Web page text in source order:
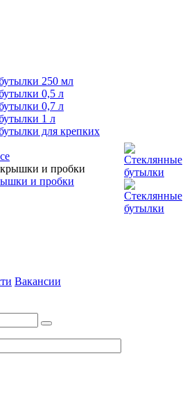
250 мл
0,5 л
0,7 л
1 л
для крепких
и пробки
Вакансии